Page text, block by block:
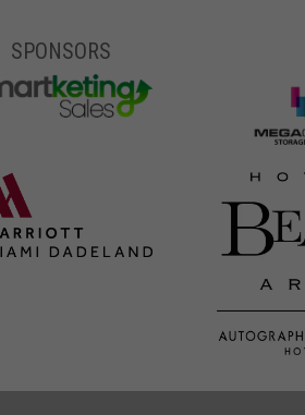
SPONSORS